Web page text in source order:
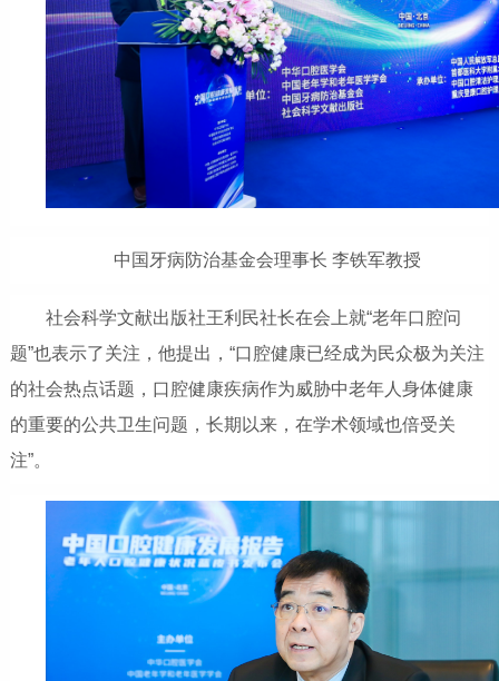
中国牙病防治基金会理事长 李铁军教授
社会科学文献出版社王利民社长在会上就“老年口腔问
题”也表示了关注，他提出，“口腔健康已经成为民众极为关注
的社会热点话题，口腔健康疾病作为威胁中老年人身体健康
的重要的公共卫生问题，长期以来，在学术领域也倍受关
注”。